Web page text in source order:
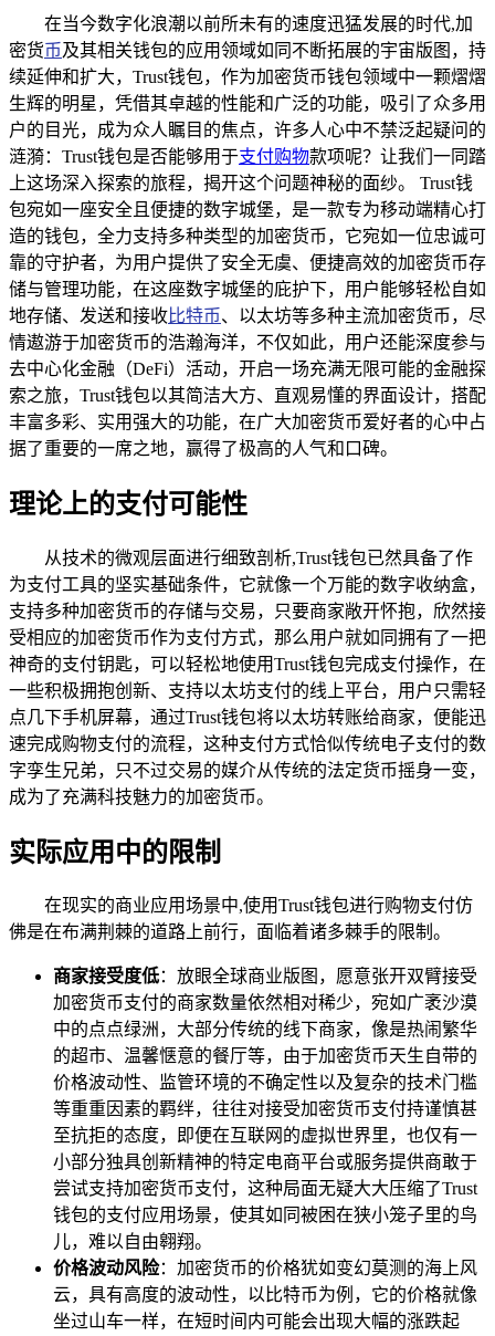
在当今数字化浪潮以前所未有的速度迅猛发展的时代,加
密货币及其相关钱包的应用领域如同不断拓展的宇宙版图，持
续延伸和扩大，Trust钱包，作为加密货币钱包领域中一颗熠熠
生辉的明星，凭借其卓越的性能和广泛的功能，吸引了众多用
户的目光，成为众人瞩目的焦点，许多人心中不禁泛起疑问的
涟漪：Trust钱包是否能够用于支付购物款项呢？让我们一同踏
上这场深入探索的旅程，揭开这个问题神秘的面纱。 Trust钱
包宛如一座安全且便捷的数字城堡，是一款专为移动端精心打
造的钱包，全力支持多种类型的加密货币，它宛如一位忠诚可
靠的守护者，为用户提供了安全无虞、便捷高效的加密货币存
储与管理功能，在这座数字城堡的庇护下，用户能够轻松自如
地存储、发送和接收比特币、以太坊等多种主流加密货币，尽
情遨游于加密货币的浩瀚海洋，不仅如此，用户还能深度参与
去中心化金融（DeFi）活动，开启一场充满无限可能的金融探
索之旅，Trust钱包以其简洁大方、直观易懂的界面设计，搭配
丰富多彩、实用强大的功能，在广大加密货币爱好者的心中占
据了重要的一席之地，赢得了极高的人气和口碑。
理论上的支付可能性
从技术的微观层面进行细致剖析,Trust钱包已然具备了作
为支付工具的坚实基础条件，它就像一个万能的数字收纳盒，
支持多种加密货币的存储与交易，只要商家敞开怀抱，欣然接
受相应的加密货币作为支付方式，那么用户就如同拥有了一把
神奇的支付钥匙，可以轻松地使用Trust钱包完成支付操作，在
一些积极拥抱创新、支持以太坊支付的线上平台，用户只需轻
点几下手机屏幕，通过Trust钱包将以太坊转账给商家，便能迅
速完成购物支付的流程，这种支付方式恰似传统电子支付的数
字孪生兄弟，只不过交易的媒介从传统的法定货币摇身一变，
成为了充满科技魅力的加密货币。
实际应用中的限制
在现实的商业应用场景中,使用Trust钱包进行购物支付仿
佛是在布满荆棘的道路上前行，面临着诸多棘手的限制。
商家接受度低：放眼全球商业版图，愿意张开双臂接受
加密货币支付的商家数量依然相对稀少，宛如广袤沙漠
中的点点绿洲，大部分传统的线下商家，像是热闹繁华
的超市、温馨惬意的餐厅等，由于加密货币天生自带的
价格波动性、监管环境的不确定性以及复杂的技术门槛
等重重因素的羁绊，往往对接受加密货币支付持谨慎甚
至抗拒的态度，即便在互联网的虚拟世界里，也仅有一
小部分独具创新精神的特定电商平台或服务提供商敢于
尝试支持加密货币支付，这种局面无疑大大压缩了Trust
钱包的支付应用场景，使其如同被困在狭小笼子里的鸟
儿，难以自由翱翔。
价格波动风险：加密货币的价格犹如变幻莫测的海上风
云，具有高度的波动性，以比特币为例，它的价格就像
坐过山车一样，在短时间内可能会出现大幅的涨跌起